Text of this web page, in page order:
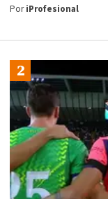
PoriProfesional